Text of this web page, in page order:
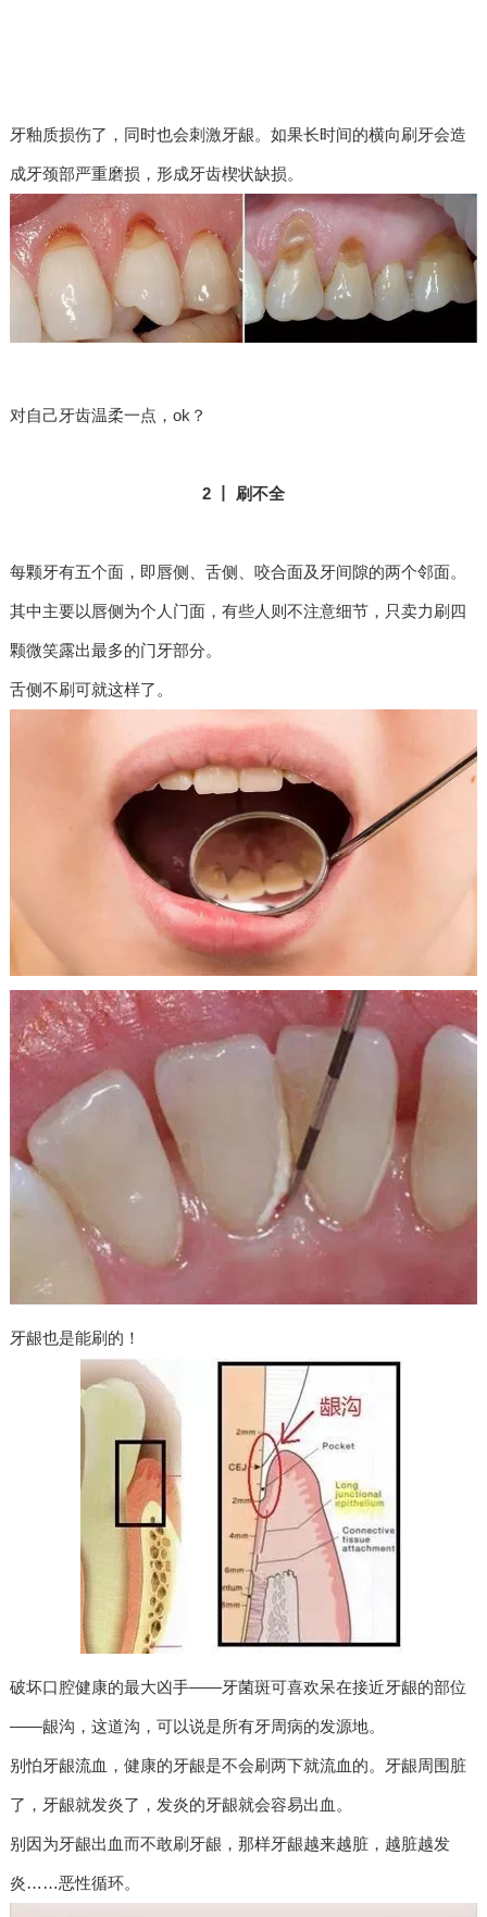
牙釉质损伤了，同时也会刺激牙龈。如果长时间的横向刷牙会造
成牙颈部严重磨损，形成牙齿楔状缺损。
对自己牙齿温柔一点，ok？
2 丨 刷不全
每颗牙有五个面，即唇侧、舌侧、咬合面及牙间隙的两个邻面。
其中主要以唇侧为个人门面，有些人则不注意细节，只卖力刷四
颗微笑露出最多的门牙部分。
舌侧不刷可就这样了。
牙龈也是能刷的！
破坏口腔健康的最大凶手——牙菌斑可喜欢呆在接近牙龈的部位
——龈沟，这道沟，可以说是所有牙周病的发源地。
别怕牙龈流血，健康的牙龈是不会刷两下就流血的。牙龈周围脏
了，牙龈就发炎了，发炎的牙龈就会容易出血。
别因为牙龈出血而不敢刷牙龈，那样牙龈越来越脏，越脏越发
炎……恶性循环。